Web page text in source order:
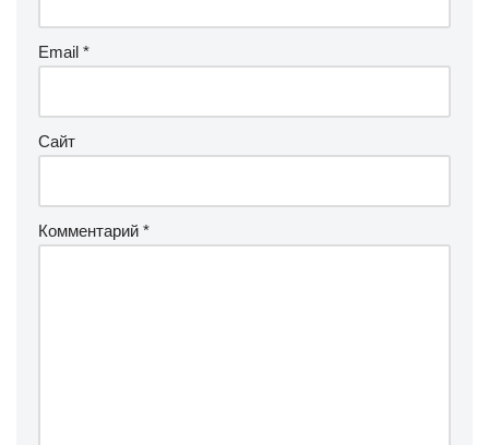
Email *
Сайт
Комментарий *